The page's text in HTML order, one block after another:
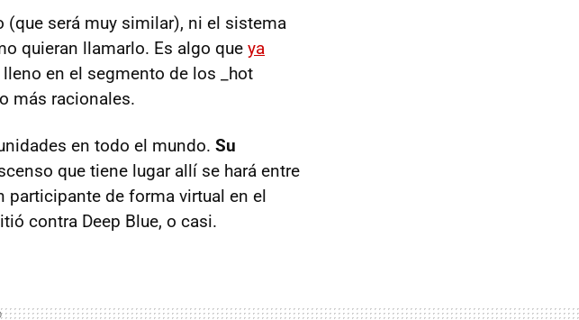
(que será muy similar), ni el sistema
quieran llamarlo. Es algo que ya
en el segmento de los _hot
más racionales.
en todo el mundo. Su
que tiene lugar allí se hará entre
participante de forma virtual en el
contra Deep Blue, o casi.